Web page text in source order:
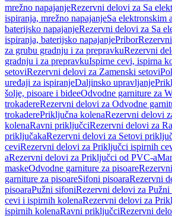
mrežno napajanjeRezervni delovi za Sa
ispiranja, mrežno napajanjeSa elektronskim
baterijsko napajanjeRezervni delovi za Sa
ispiranja, baterijsko napajanjePribor
za grubu gradnju i za prepravkuRezervni
gradnju i za prepravkuIspirne cevi, ispirna
setoviRezervni delovi za Zamenski setovi
uređaji za ispiranjeDaljinsko upravljanje
šolje, pisoare i bideeOdvodne garniture za
trokadereRezervni delovi za Odvodne
trokaderePriključna kolenaRezervni delovi
kolenaRavni priključciRezervni delovi za
priključakaRezervni delovi za Setovi
ceviRezervni delovi za Priključci ispirnih
aRezervni delovi za Priključci od PVC-a
maskeOdvodne garniture za pisoare
garniture za pisoareSifoni pisoaraRezervni
pisoaraPužni sifoniRezervni delovi za Pužni
cevi i ispirnih kolenaRezervni delovi za
ispirnih kolenaRavni priključciRezervni